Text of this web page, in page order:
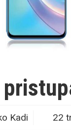
Kadi 22